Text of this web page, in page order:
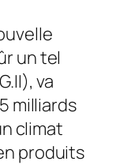
un tel
va
milliards
climat
produits